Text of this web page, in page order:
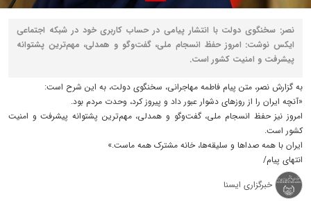
نصر: سخنگوی دولت با انتشار پیامی در حساب کاربری خود در شبکه اجتماعی
ایکس نوشت: امروز حفظ انسجام ملی، گفت‌وگو و همدلی، مهم‌ترین پشتوانه
پیشرفت و امنیت کشور است.
به گزارش نصر، متن پیام فاطمه مهاجرانی،‌ سخنگوی دولت، به این شرح است:
«آنچه ایران را از روزهای دشوار عبور داد و پیروز کرد، وحدت مردم بود.
امروز نیز حفظ انسجام ملی، گفت‌وگو و همدلی، مهم‌ترین پشتوانه پیشرفت و امنیت
کشور است.
ایران با همه صداها و سلیقه‌ها، خانه مشترک همه ماست.»
انتهای پیام/
خبرگزاری ایسنا